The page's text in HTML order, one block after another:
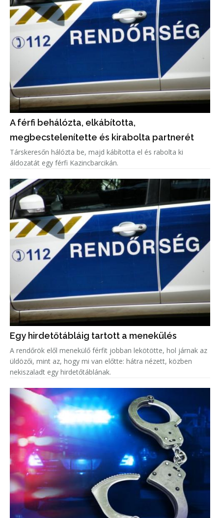
A férfi behálózta, elkábította,
megbecstelenítette és kirabolta partnerét
Társkeresőn hálózta be, majd kábította el és rabolta ki
áldozatát egy férfi Kazincbarcikán.
Egy hirdetőtábláig tartott a menekülés
A rendőrök elől menekülő férfit jobban lekötötte, hol járnak az
üldözői, mint az, hogy mi van előtte: hátra nézett, közben
nekiszaladt egy hirdetőtáblának.